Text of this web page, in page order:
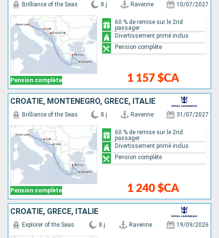
Pension complète
Brilliance of the Seas 8 j Ravenne 10/07/2027
1 157 $CA
60 % de remise sur le 2nd
passager
Divertissement primé inclus
Pension complète
CROATIE, MONTÉNÉGRO, GRÈCE, ITALIE
Pension complète
Brilliance of the Seas 8 j Ravenne 31/07/2027
1 240 $CA
60 % de remise sur le 2nd
passager
Divertissement primé inclus
Pension complète
CROATIE, GRÈCE, ITALIE
Explorer of the Seas 8 j Ravenne 19/09/2026